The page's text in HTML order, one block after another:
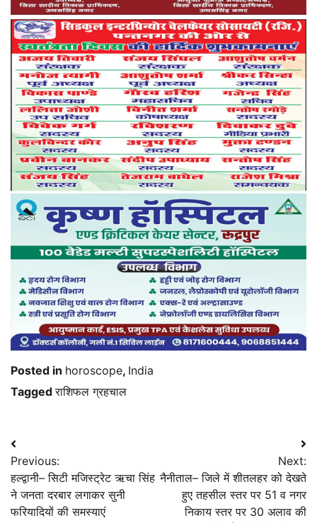
Posted in horoscope, India
Taggedराशिफल ग्रहचाल
Post
navigation
Previous:
हल्द्वानी– सिटी मजिस्ट्रेट ऋचा सिंह
ने जनता दरबार लगाकर सुनी
फरियादियों की समस्याएं
Next:
नैनीताल– जिले में शीतलहर को देखते
हुए तहसील स्तर पर 51 व नगर
निकाय स्तर पर 30 अलाव की